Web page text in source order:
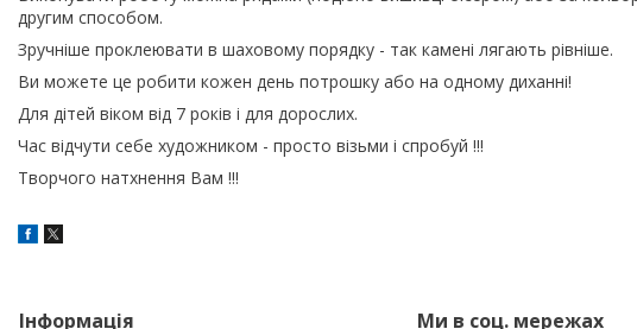
другим способом.
Зручніше проклеювати в шаховому порядку - так камені лягають рівніше.
Ви можете це робити кожен день потрошку або на одному диханні!
Для дітей віком від 7 років і для дорослих.
Час відчути себе художником - просто візьми і спробуй !!!
Творчого натхнення Вам !!!
Інформація Ми в соц. мережах